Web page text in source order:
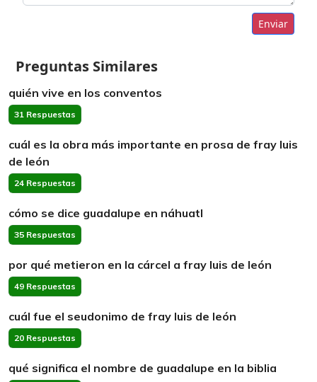
Enviar
Preguntas Similares
quién vive en los conventos
31 Respuestas
cuál es la obra más importante en prosa de fray luis
de león
24 Respuestas
cómo se dice guadalupe en náhuatl
35 Respuestas
por qué metieron en la cárcel a fray luis de león
49 Respuestas
cuál fue el seudonimo de fray luis de león
20 Respuestas
qué significa el nombre de guadalupe en la biblia